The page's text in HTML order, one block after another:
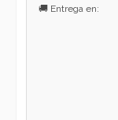
🚚 Entrega en: